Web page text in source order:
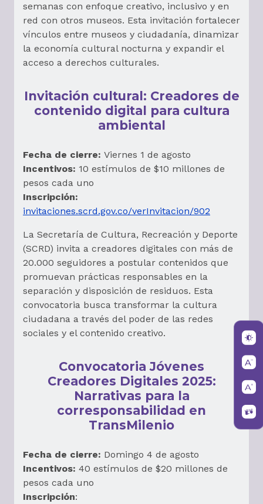
semanas con enfoque creativo, inclusivo y en
red con otros museos. Esta invitación fortalecer
vínculos entre museos y ciudadanía, dinamizar
la economía cultural nocturna y expandir el
acceso a derechos culturales.
Invitación cultural: Creadores de
contenido digital para cultura
ambiental
Fecha de cierre: Viernes 1 de agosto
Incentivos: 10 estímulos de $10 millones de
pesos cada uno
Inscripción:
invitaciones.scrd.gov.co/verInvitacion/902
La Secretaría de Cultura, Recreación y Deporte
(SCRD) invita a creadores digitales con más de
20.000 seguidores a postular contenidos que
promuevan prácticas responsables en la
separación y disposición de residuos. Esta
convocatoria busca transformar la cultura
ciudadana a través del poder de las redes
sociales y el contenido creativo.
Convocatoria Jóvenes
Creadores Digitales 2025:
Narrativas para la
corresponsabilidad en
TransMilenio
Fecha de cierre: Domingo 4 de agosto
Incentivos: 40 estímulos de $20 millones de
pesos cada uno
Inscripción: